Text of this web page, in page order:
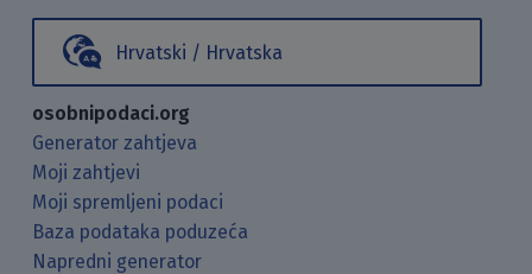
Hrvatski / Hrvatska
osobnipodaci.org
Generator zahtjeva
Moji zahtjevi
Moji spremljeni podaci
Baza podataka poduzeća
Napredni generator